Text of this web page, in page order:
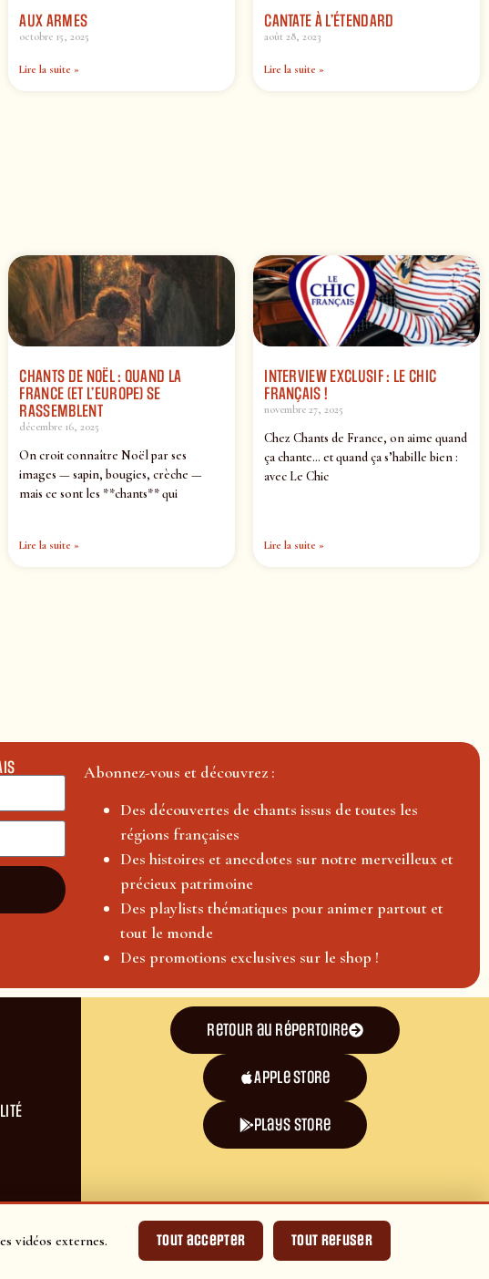
vidéos externes.
Tout accepter Tout refuser
AUX ARMES
octobre 15, 2025
Lire la suite »
CANTATE À L’ÉTENDARD
août 28, 2023
Lire la suite »
CHANTS DE NOËL : QUAND LA
FRANCE (ET L’EUROPE) SE
RASSEMBLENT
décembre 16, 2025
On croit connaître Noël par ses
images — sapin, bougies, crèche —
mais ce sont les **chants** qui
Lire la suite »
INTERVIEW EXCLUSIF : LE CHIC
FRANÇAIS !
novembre 27, 2025
Chez Chants de France, on aime quand
ça chante… et quand ça s’habille bien :
avec Le Chic
Lire la suite »
Abonnez-vous et découvrez :
Des découvertes de chants issus de toutes les
régions françaises
Des histoires et anecdotes sur notre merveilleux et
précieux patrimoine
Des playlists thématiques pour animer partout et
tout le monde
Des promotions exclusives sur le shop !
Retour au répertoire
Apple Store
plays store